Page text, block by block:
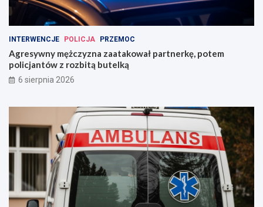
INTERWENCJE POLICJA PRZEMOC
Agresywny mężczyzna zaatakował partnerkę, potem
policjantów z rozbitą butelką
6 sierpnia 2026